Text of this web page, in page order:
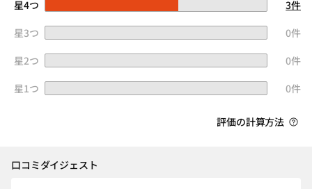
星4つ
3件
星3つ
0件
星2つ
0件
星1つ
0件
評価の計算方法
口コミダイジェスト